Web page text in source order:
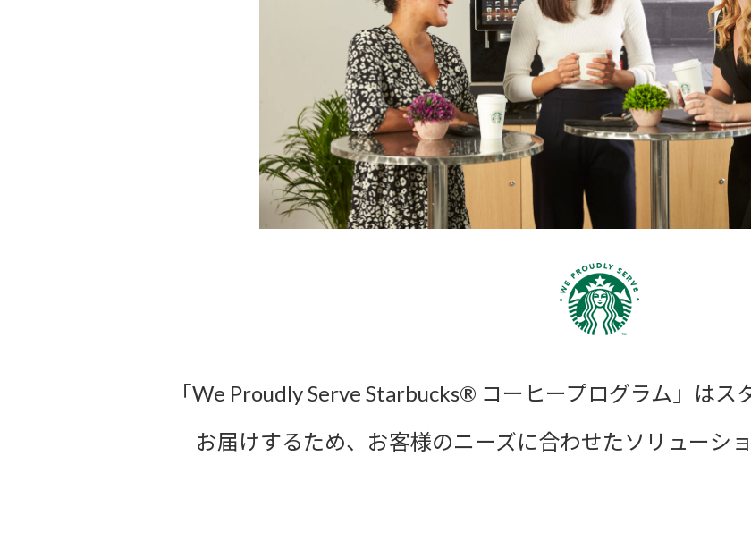
「We Proudly Serve Starbucks® コーヒープログラム」はス
お届けするため、お客様のニーズに合わせたソリューシ